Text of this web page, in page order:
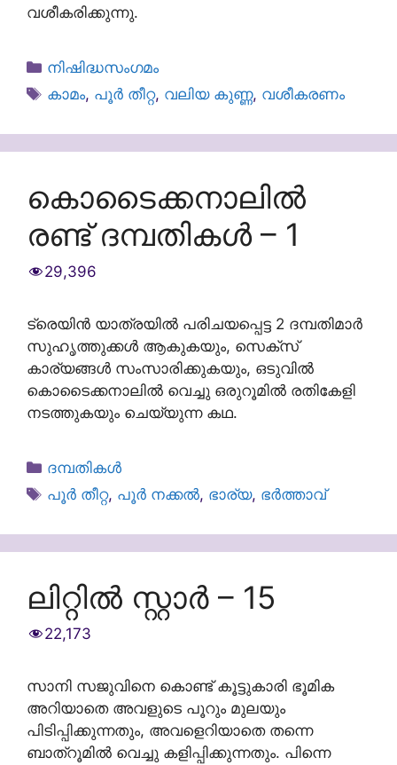
വശീകരിക്കുന്നു.
Categories
നിഷിദ്ധസംഗമം
Tags
കാമം, പൂർ തീറ്റ, വലിയ കുണ്ണ, വശീകരണം
കൊടൈക്കനാലിൽ
രണ്ട് ദമ്പതികൾ – 1
29,396
ട്രെയിൻ യാത്രയിൽ പരിചയപ്പെട്ട 2 ദമ്പതിമാർ
സുഹൃത്തുക്കൾ ആകുകയും, സെക്സ്
കാര്യങ്ങൾ സംസാരിക്കുകയും, ഒടുവിൽ
കൊടൈക്കനാലിൽ വെച്ചു ഒരുറൂമിൽ രതികേളി
നടത്തുകയും ചെയ്യുന്ന കഥ.
Categories
ദമ്പതികള്‍
Tags
പൂർ തീറ്റ, പൂർ നക്കൽ, ഭാര്യ, ഭർത്താവ്
ലിറ്റിൽ സ്റ്റാർ – 15
22,173
സാനി സജുവിനെ കൊണ്ട് കൂട്ടുകാരി ഭൂമിക
അറിയാതെ അവളുടെ പൂറും മുലയും
പിടിപ്പിക്കുന്നതും, അവളെറിയാതെ തന്നെ
ബാത്‌റൂമിൽ വെച്ചു കളിപ്പിക്കുന്നതും. പിന്നെ